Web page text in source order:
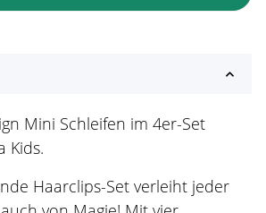
Mini Schleifen im 4er-Set
Kids.
Haarclips-Set verleiht jeder